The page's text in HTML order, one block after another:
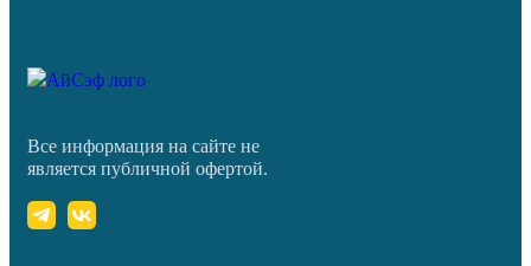
Все информация на сайте не
является публичной офертой.